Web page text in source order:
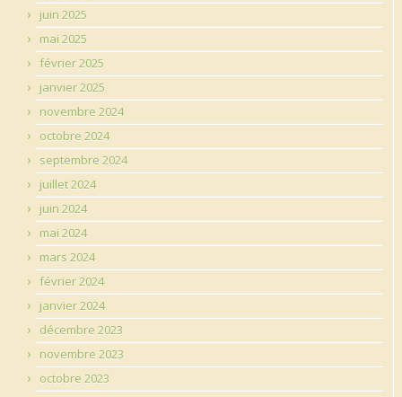
juin 2025
mai 2025
février 2025
janvier 2025
novembre 2024
octobre 2024
septembre 2024
juillet 2024
juin 2024
mai 2024
mars 2024
février 2024
janvier 2024
décembre 2023
novembre 2023
octobre 2023